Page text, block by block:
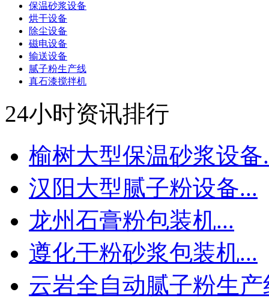
保温砂浆设备
烘干设备
除尘设备
磁电设备
输送设备
腻子粉生产线
真石漆搅拌机
24小时资讯排行
榆树大型保温砂浆设备
汉阳大型腻子粉设备...
龙州石膏粉包装机...
遵化干粉砂浆包装机...
云岩全自动腻子粉生产